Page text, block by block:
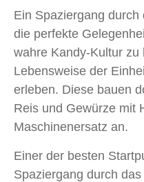
Ein Spaziergang
die perfekte
wahre Kandy-Kultur zu
Lebensweise der
erleben. Diese bauen
Reis und Gewürze mit
Maschinenersatz an.
Einer der besten
Spaziergang durch